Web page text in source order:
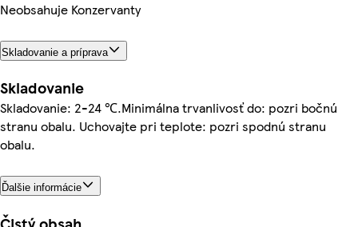
Neobsahuje Konzervanty
Skladovanie a príprava
Skladovanie
Skladovanie: 2-24 ℃.Minimálna trvanlivosť do: pozri bočnú
stranu obalu. Uchovajte pri teplote: pozri spodnú stranu
obalu.
Ďalšie informácie